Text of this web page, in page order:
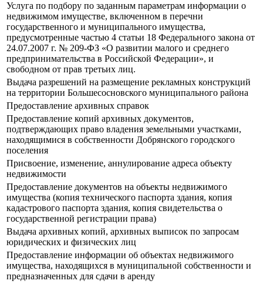
Услуга по подбору по заданным параметрам информации о
недвижимом имуществе, включенном в перечни
государственного и муниципального имущества,
предусмотренные частью 4 статьи 18 Федерального закона от
24.07.2007 г. № 209-ФЗ «О развитии малого и среднего
предпринимательства в Российской Федерации», и
свободном от прав третьих лиц.
Выдача разрешений на размещение рекламных конструкций
на территории Большесосновского муниципального района
Предоставление архивных справок
Предоставление копий архивных документов,
подтверждающих право владения земельными участками,
находящимися в собственности Добрянского городского
поселения
Присвоение, изменение, аннулирование адреса объекту
недвижимости
Предоставление документов на объекты недвижимого
имущества (копия технического паспорта здания, копия
кадастрового паспорта здания, копия свидетельства о
государственной регистрации права)
Выдача архивных копий, архивных выписок по запросам
юридических и физических лиц
Предоставление информации об объектах недвижимого
имущества, находящихся в муниципальной собственности и
предназначенных для сдачи в аренду